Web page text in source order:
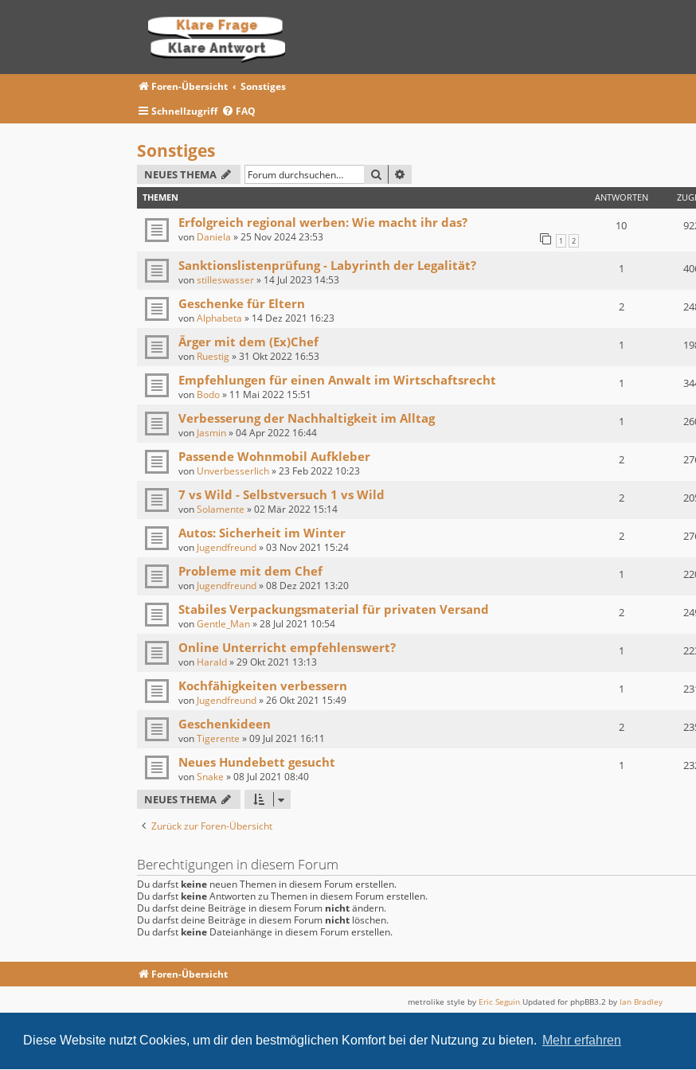
Diese Website nutzt Cookies, um dir den bestmöglichen Komfort bei der Nutzung zu bieten. Mehr erfahren
Foren-Übersicht
Sonstiges
Schnellzugriff
FAQ
Sonstiges
NEUES THEMA SUCHE
THEMEN ANTWORTEN
Erfolgreich regional werben: Wie macht ihr das?
von Daniela »25 Nov 2024 23:53 1 2
10
Sanktionslistenprüfung - Labyrinth der Legalität?
vonstilleswasser» 14 Jul 2023 14:53
1
Geschenke für Eltern
vonAlphabeta » 14 Dez 2021 16:23
2
Ärger mit dem (Ex)Chef
von Ruestig»31 Okt 2022 16:53
1
Empfehlungen für einen Anwalt im Wirtschaftsrecht
von Bodo» 11 Mai 2022 15:51
1
Verbesserung der Nachhaltigkeit im Alltag
von Jasmin»04 Apr 2022 16:44
1
Passende Wohnmobil Aufkleber
von Unverbesserlich»23 Feb 2022 10:23
2
7 vs Wild - Selbstversuch 1 vs Wild
vonSolamente »02 Mär 2022 15:14
2
Autos: Sicherheit im Winter
vonJugendfreund»03 Nov 2021 15:24
2
Probleme mit dem Chef
von Jugendfreund»08 Dez 2021 13:20
1
Stabiles Verpackungsmaterial für privaten Versand
vonGentle_Man»28 Jul 2021 10:54
2
Online Unterricht empfehlenswert?
von Harald»29 Okt 2021 13:13
1
Kochfähigkeiten verbessern
vonJugendfreund»26 Okt 2021 15:49
1
Geschenkideen
vonTigerente »09 Jul 2021 16:11
2
Neues Hundebett gesucht
vonSnake »08 Jul 2021 08:40
1
NEUES THEMA
Zurück zur Foren-Übersicht
Berechtigungen in diesem Forum
Du darfst keine neuen Themen in diesem Forum erstellen.
Du darfst keineAntworten zu Themen in diesem Forum erstellen.
Du darfst deine Beiträge in diesem Forum nichtändern.
Du darfst deine Beiträge in diesem Forum nicht löschen.
Du darfst keine Dateianhänge in diesem Forum erstellen.
Foren-Übersicht
metrolike style by Eric Seguin Updated for phpBB3.2 by Ian Bradley
Powered byphpBB® Forum Software © phpBB Limited
Datenschutz|Nutzungsbedingungen